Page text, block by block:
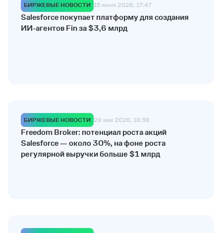
БИРЖЕВЫЕ НОВОСТИ 15 июня 2026, 17:47
Salesforce покупает платформу для создания
ИИ-агентов Fin за $3,6 млрд
БИРЖЕВЫЕ НОВОСТИ 29 мая 2026, 19:36
Freedom Broker: потенциал роста акций
Salesforce — около 30%, на фоне роста
регулярной выручки больше $1 млрд